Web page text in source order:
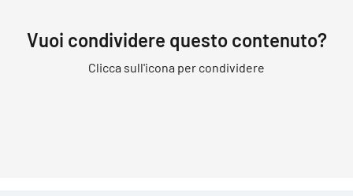
Vuoi condividere questo contenuto?
Clicca sull'icona per condividere